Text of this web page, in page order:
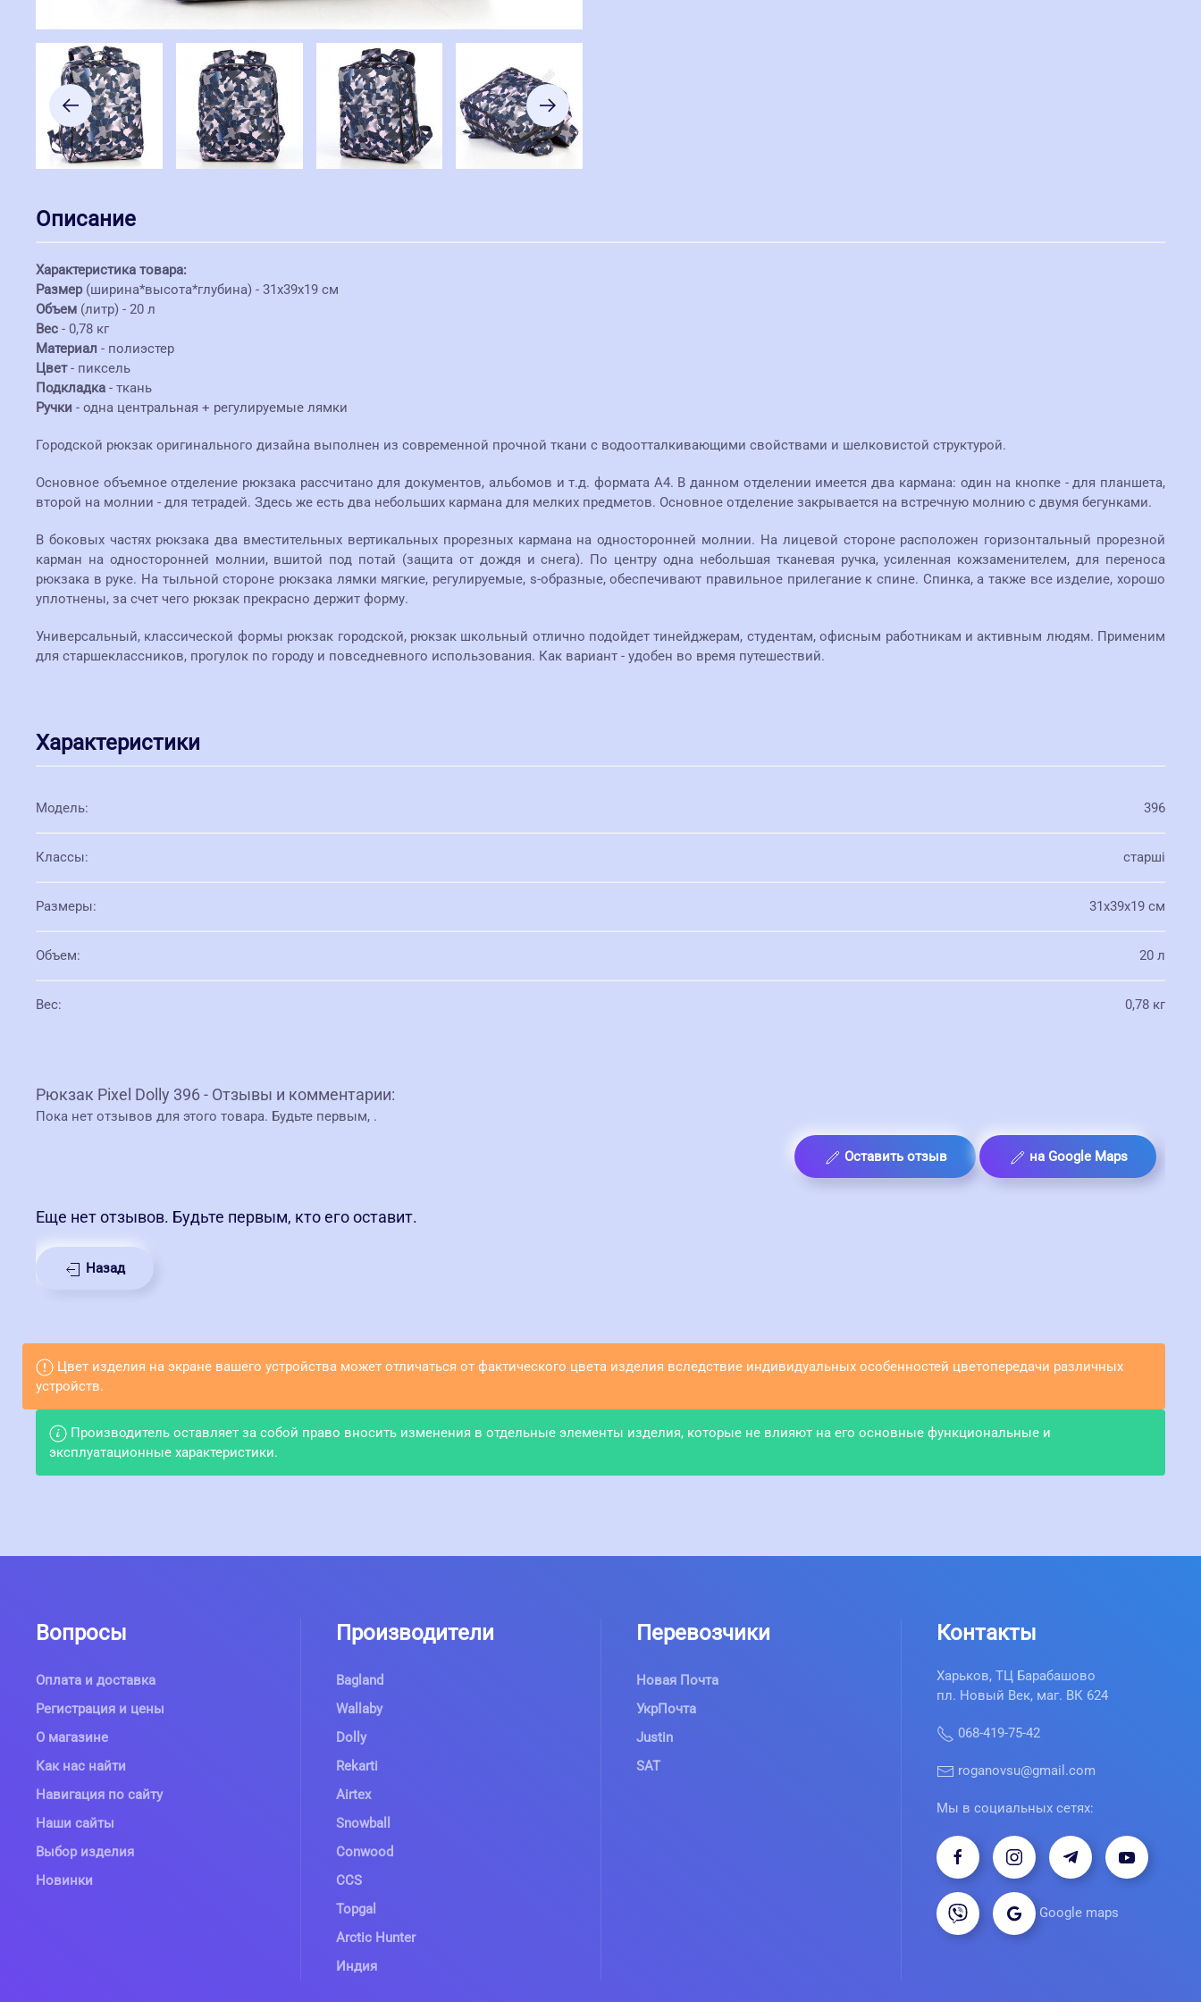
Описание
Характеристика товара:
Размер(ширина*высота*глубина) - 31х39х19 см
Объем (литр) - 20 л
Вес - 0,78 кг
Материал - полиэстер
Цвет- пиксель
Подкладка - ткань
Ручки - одна центральная + регулируемые лямки
Городской рюкзак оригинального дизайна выполнен из современной прочной ткани с водоотталкивающими свойствами и шелковистой структурой.
Основное объемное отделение рюкзака рассчитано для документов, альбомов и т.д. формата А4. В данном отделении имеется два кармана: один на кнопке - для планшета,
второй на молнии - для тетрадей. Здесь же есть два небольших кармана для мелких предметов. Основное отделение закрывается на встречную молнию с двумя бегунками.
В боковых частях рюкзака два вместительных вертикальных прорезных кармана на односторонней молнии. На лицевой стороне расположен горизонтальный прорезной
карман на односторонней молнии, вшитой под потай (защита от дождя и снега). По центру одна небольшая тканевая ручка, усиленная кожзаменителем, для переноса
рюкзака в руке. На тыльной стороне рюкзака лямки мягкие, регулируемые, s-образные, обеспечивают правильное прилегание к спине. Спинка, а также все изделие, хорошо
уплотнены, за счет чего рюкзак прекрасно держит форму.
Универсальный, классической формы рюкзак городской, рюкзак школьный отлично подойдет тинейджерам, студентам, офисным работникам и активным людям. Применим
для старшеклассников, прогулок по городу и повседневного использования. Как вариант - удобен во время путешествий.
Характеристики
Модель: 396
Классы: старші
Размеры: 31х39х19 см
Объем: 20 л
Вес: 0,78 кг
Рюкзак Pixel Dolly 396 - Отзывы и комментарии:
Пока нет отзывов для этого товара. Будьте первым, .
Оставить отзыв на Google Maps
Еще нет отзывов. Будьте первым, кто его оставит.
Назад
Цвет изделия на экране вашего устройства может отличаться от фактического цвета изделия вследствие индивидуальных особенностей цветопередачи различных
устройств.
Производитель оставляет за собой право вносить изменения в отдельные элементы изделия, которые не влияют на его основные функциональные и
эксплуатационные характеристики.
Вопросы
Оплата и доставка
Регистрация и цены
О магазине
Как нас найти
Навигация по сайту
Наши сайты
Выбор изделия
Новинки
Производители
Bagland
Wallaby
Dolly
Rekarti
Airtex
Snowball
Conwood
CCS
Topgal
Arctic Hunter
Индия
Перевозчики
Новая Почта
УкрПочта
Justin
SAT
Контакты
Харьков, ТЦ Барабашово
пл. Новый Век, маг. ВК 624
068-419-75-42
roganovsu@gmail.com
Мы в социальных сетях:
Google maps